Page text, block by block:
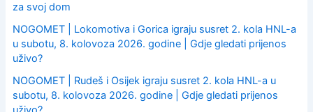
za svoj dom
NOGOMET | Lokomotiva i Gorica igraju susret 2. kola HNL-a
u subotu, 8. kolovoza 2026. godine | Gdje gledati prijenos
uživo?
NOGOMET | Rudeš i Osijek igraju susret 2. kola HNL-a u
subotu, 8. kolovoza 2026. godine | Gdje gledati prijenos